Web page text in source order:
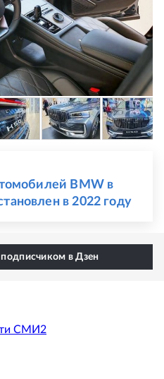
BMW в
в 2022 году
в Дзен
СМИ2